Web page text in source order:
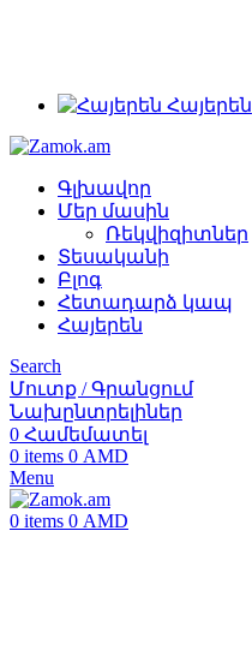
Հայերեն
Գլխավոր
Մեր մասին
Ռեկվիզիտներ
Տեսականի
Բլոգ
Հետադարձ կապ
Հայերեն
Search
Մուտք / Գրանցում
Նախընտրելիներ
0 Համեմատել
0 items 0 AMD
Menu
0 items 0 AMD